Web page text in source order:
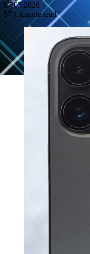
07.05.2026
57 1 minute read